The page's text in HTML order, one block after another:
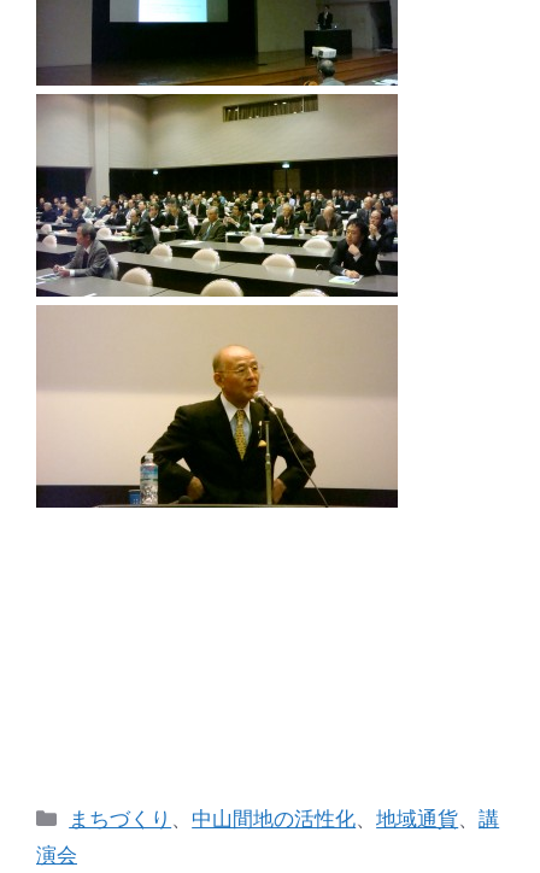
カ
テ
まちづくり 、 中山間地の活性化、地域通貨、講
演会